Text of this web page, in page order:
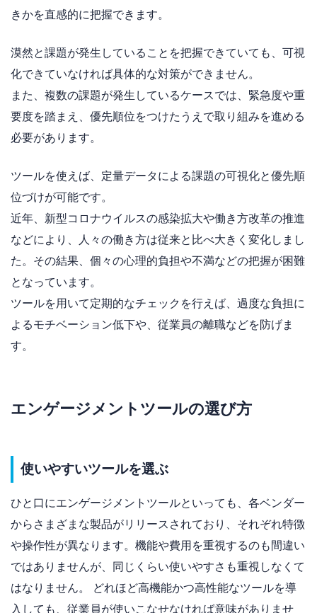
きかを直感的に把握できます。
漠然と課題が発生していることを把握できていても、可視
化できていなければ具体的な対策ができません。
また、複数の課題が発生しているケースでは、緊急度や重
要度を踏まえ、優先順位をつけたうえで取り組みを進める
必要があります。
ツールを使えば、定量データによる課題の可視化と優先順
位づけが可能です。
近年、新型コロナウイルスの感染拡大や働き方改革の推進
などにより、人々の働き方は従来と比べ大きく変化しまし
た。その結果、個々の心理的負担や不満などの把握が困難
となっています。
ツールを用いて定期的なチェックを行えば、過度な負担に
よるモチベーション低下や、従業員の離職などを防げま
す。
エンゲージメントツールの選び方
使いやすいツールを選ぶ
ひと口にエンゲージメントツールといっても、各ベンダー
からさまざまな製品がリリースされており、それぞれ特徴
や操作性が異なります。機能や費用を重視するのも間違い
ではありませんが、同じくらい使いやすさも重視しなくて
はなりません。 どれほど高機能かつ高性能なツールを導
入しても、従業員が使いこなせなければ意味がありませ